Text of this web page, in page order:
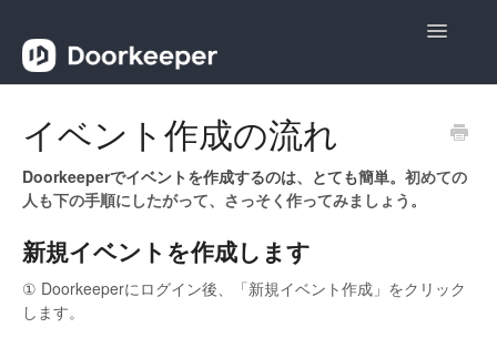
Toggle
参加者向け
お問い合わせ
イベント作成の流れ
Doorkeeperでイベントを作成するのは、とても簡単。 初めての
人も下の手順にしたがって、さっそく作ってみましょう。
新規イベントを作成します
① Doorkeeperにログイン後、「新規イベント作成」をクリック
します。